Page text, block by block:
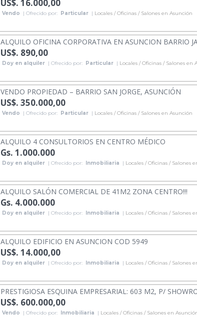
US$. 16.000,00
Vendo | Ofrecido por: Particular | Locales / Oficinas / Salones en Asunción
ALQUILO OFICINA CORPORATIVA EN ASUNCION BARRIO
US$. 890,00
Doy en alquiler | Ofrecido por: Particular | Locales / Oficinas / Salones en
VENDO PROPIEDAD – BARRIO SAN JORGE, ASUNCIÓN
US$. 350.000,00
Vendo | Ofrecido por: Particular | Locales / Oficinas / Salones en Asunción
ALQUILO 4 CONSULTORIOS EN CENTRO MÉDICO
Gs. 1.000.000
Doy en alquiler | Ofrecido por: Inmobiliaria | Locales / Oficinas / Salones
ALQUILO SALÓN COMERCIAL DE 41M2 ZONA CENTRO!!!
Gs. 4.000.000
Doy en alquiler | Ofrecido por: Inmobiliaria | Locales / Oficinas / Salones
ALQUILO EDIFICIO EN ASUNCION COD 5949
US$. 14.000,00
Doy en alquiler | Ofrecido por: Inmobiliaria | Locales / Oficinas / Salones
PRESTIGIOSA ESQUINA EMPRESARIAL: 603 M2, P/
US$. 600.000,00
Vendo | Ofrecido por: Inmobiliaria | Locales / Oficinas / Salones en